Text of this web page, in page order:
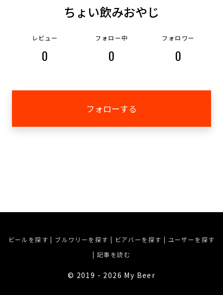
ちょい飲みおやじ
レビュー フォロー中 フォロワー
0 0 0
フォローする
ビールを探す | ブルワリーを探す | ビアバーを探す | ユーザーを探す
| 記事を読む
©︎ 2019 - 2026 My Beer